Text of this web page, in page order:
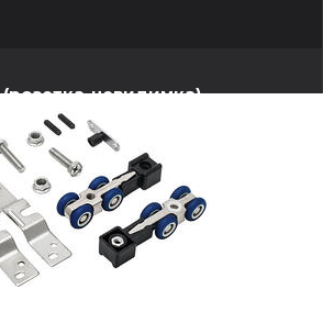
невидимка)
квадрат)
круг)
(квадратная розетка)
(круглая розетка)
(фигурная розетка)